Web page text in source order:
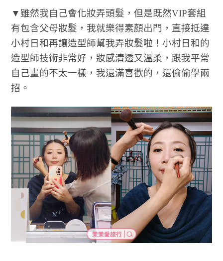
▼雖然我自己會化妝弄頭髮，但是既然VIP套組
有包含父母妝髮，我就樂得素顏出門，直接抵達
小村日和再讓造型師幫我弄妝髮啦！小村日和的
造型師技術非常好，妝感清透又溫柔，跟我平常
自己畫的不太一樣，我還滿喜歡的，還偷偷學兩
招。